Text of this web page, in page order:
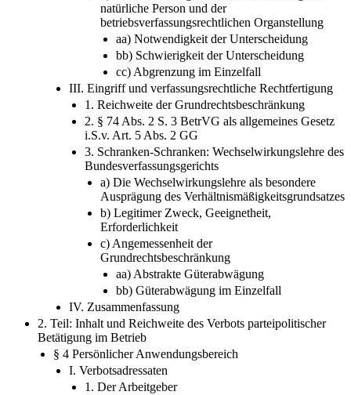
b) Unterscheidung zwischen der Stellung als
natürliche Person und der
betriebsverfassungsrechtlichen Organstellung
aa) Notwendigkeit der Unterscheidung
bb) Schwierigkeit der Unterscheidung
cc) Abgrenzung im Einzelfall
III. Eingriff und verfassungsrechtliche Rechtfertigung
1. Reichweite der Grundrechtsbeschränkung
2. § 74 Abs. 2 S. 3 BetrVG als allgemeines Gesetz
i.S.v. Art. 5 Abs. 2 GG
3. Schranken-Schranken: Wechselwirkungslehre des
Bundesverfassungsgerichts
a) Die Wechselwirkungslehre als besondere
Ausprägung des Verhältnismäßigkeitsgrundsatzes
b) Legitimer Zweck, Geeignetheit,
Erforderlichkeit
c) Angemessenheit der
Grundrechtsbeschränkung
aa) Abstrakte Güterabwägung
bb) Güterabwägung im Einzelfall
IV. Zusammenfassung
2. Teil: Inhalt und Reichweite des Verbots parteipolitischer
Betätigung im Betrieb
§ 4 Persönlicher Anwendungsbereich
I. Verbotsadressaten